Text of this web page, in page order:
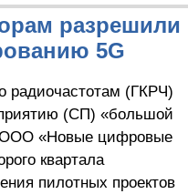
разрешили
5G
радиочастотам (ГКРЧ)
(СП) «большой
ООО «Новые цифровые
квартала
пилотных проектов